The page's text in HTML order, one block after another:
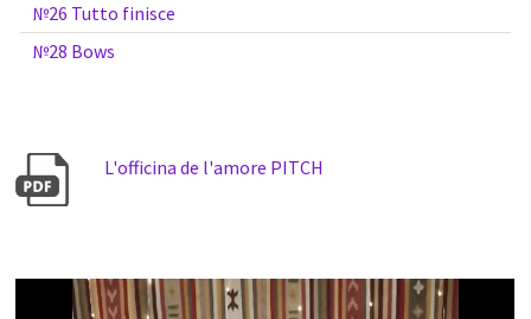
№26 Tutto finisce
№28 Bows
L'officina de l'amore PITCH